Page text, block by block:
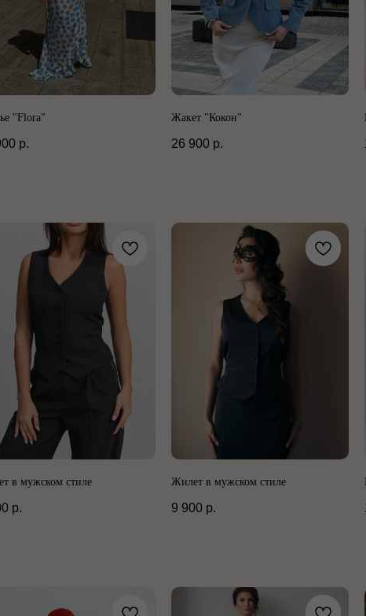
"Flora"
р.
Жакет "Кокон"
26 900 р.
в мужском стиле
р.
Жилет в мужском стиле
9 900 р.